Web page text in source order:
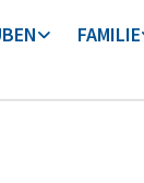
FAMILIE